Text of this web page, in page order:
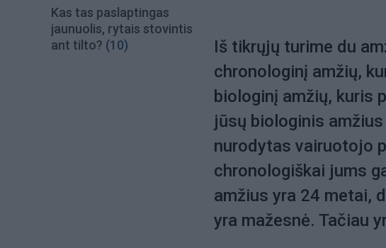
Kas tas paslaptingas
jaunuolis, rytais stovintis
ant tilto? (10)
Iš tikrųjų turime du
chronologinį amžių,
biologinį amžių, kuris
jūsų biologinis
nurodytas vairuotojo
chronologiškai jums
amžius yra 24 metai,
yra mažesnė. Tačiau